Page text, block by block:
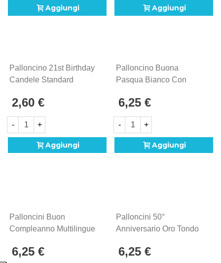
Aggiungi Aggiungi
Palloncino 21st Birthday
Candele Standard
Mylar, 1pz.
2,60 €
- +
Aggiungi
Palloncino Buona
Pasqua Bianco Con
(22cm), 5pz.
6,25 €
- +
Aggiungi
Palloncini Buon
Compleanno Multilingue
(22cm) In Mylar, 5pz.
6,25 €
Palloncini 50°
Anniversario Oro Tondo
Mylar, 5pz.
6,25 €